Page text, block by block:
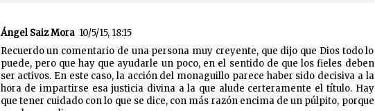
Ángel Saiz Mora 10/5/15, 18:15
Recuerdo un comentario de una persona muy creyente, que dijo que Dios todo lo
puede, pero que hay que ayudarle un poco, en el sentido de que los fieles deben
ser activos. En este caso, la acción del monaguillo parece haber sido decisiva a la
hora de impartirse esa justicia divina a la que alude certeramente el título. Hay
que tener cuidado con lo que se dice, con más razón encima de un púlpito, porque